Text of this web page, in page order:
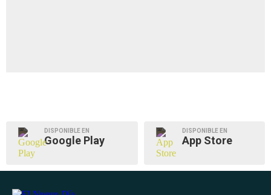
DISPONIBLE EN
Google Play
DISPONIBLE EN
App Store